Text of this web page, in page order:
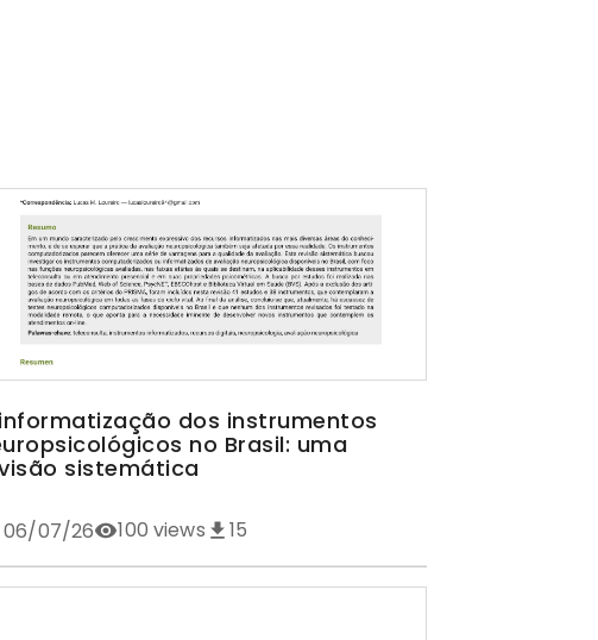
dos instrumentos
no Brasil: uma
sistemática
06/07/26 100 views 15